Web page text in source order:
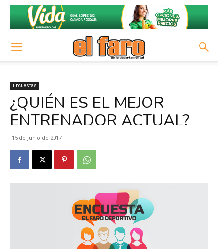
Encuestas
¿QUIÉN ES EL MEJOR
ENTRENADOR ACTUAL?
15 de junio de 2017